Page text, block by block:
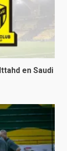
en Saudi